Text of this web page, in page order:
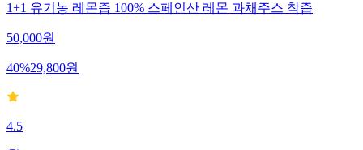
1+1 유기농 레몬즙 100% 스페인산 레몬 과채주스 착즙
50,000원
40%29,800원
4.5